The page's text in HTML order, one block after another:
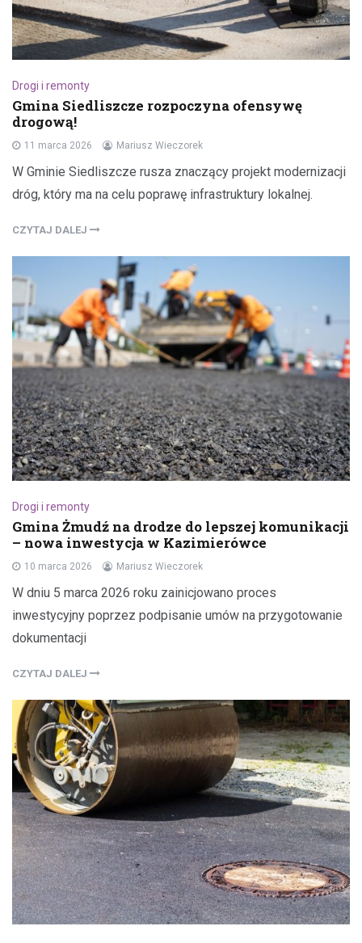
Drogi i remonty
Gmina Siedliszcze rozpoczyna ofensywę
drogową!
11 marca 2026 Mariusz Wieczorek
W Gminie Siedliszcze rusza znaczący projekt modernizacji
dróg, który ma na celu poprawę infrastruktury lokalnej.
CZYTAJ DALEJ
Drogi i remonty
Gmina Żmudź na drodze do lepszej komunikacji
– nowa inwestycja w Kazimierówce
10 marca 2026 Mariusz Wieczorek
W dniu 5 marca 2026 roku zainicjowano proces
inwestycyjny poprzez podpisanie umów na przygotowanie
dokumentacji
CZYTAJ DALEJ